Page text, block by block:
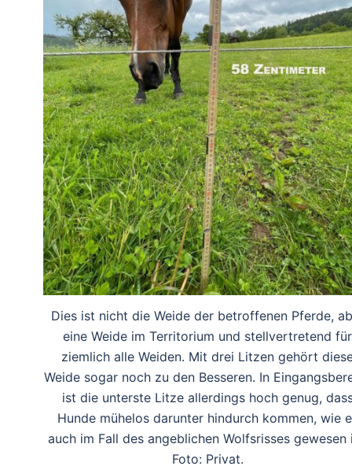
Dies ist nicht die Weide der betroffenen Pferde,
eine Weide im Territorium und stellvertretend für
ziemlich alle Weiden. Mit drei Litzen gehört
Weide sogar noch zu den Besseren. In
ist die unterste Litze allerdings hoch genug,
Hunde mühelos darunter hindurch kommen, wie
auch im Fall des angeblichen Wolfsrisses gewesen
Foto: Privat.